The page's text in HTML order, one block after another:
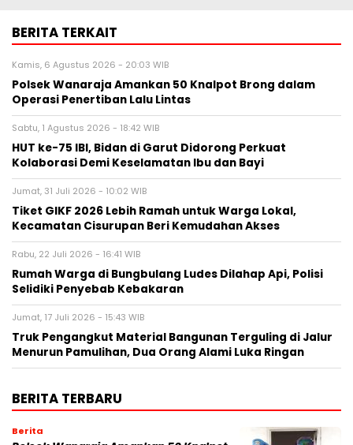
BERITA TERKAIT
Kamis, 6 Agustus 2026 - 20:03 WIB
Polsek Wanaraja Amankan 50 Knalpot Brong dalam
Operasi Penertiban Lalu Lintas
Sabtu, 1 Agustus 2026 - 18:42 WIB
HUT ke-75 IBI, Bidan di Garut Didorong Perkuat
Kolaborasi Demi Keselamatan Ibu dan Bayi
Jumat, 31 Juli 2026 - 10:02 WIB
Tiket GIKF 2026 Lebih Ramah untuk Warga Lokal,
Kecamatan Cisurupan Beri Kemudahan Akses
Rabu, 22 Juli 2026 - 16:41 WIB
Rumah Warga di Bungbulang Ludes Dilahap Api, Polisi
Selidiki Penyebab Kebakaran
Jumat, 17 Juli 2026 - 15:43 WIB
Truk Pengangkut Material Bangunan Terguling di Jalur
Menurun Pamulihan, Dua Orang Alami Luka Ringan
BERITA TERBARU
Berita